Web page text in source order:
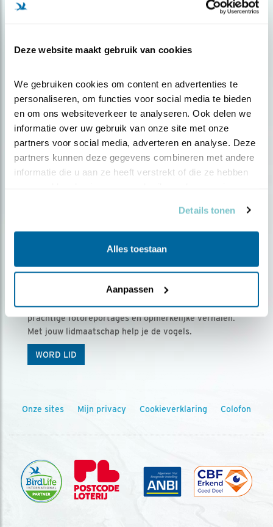
Deze website maakt gebruik van cookies
We gebruiken cookies om content en advertenties te
personaliseren, om functies voor social media te bieden
en om ons websiteverkeer te analyseren. Ook delen we
informatie over uw gebruik van onze site met onze
partners voor social media, adverteren en analyse. Deze
partners kunnen deze gegevens combineren met andere
informatie die u aan ze heeft verstrekt of die ze hebben
Details tonen
Alles toestaan
Aanpassen
over vogels en activiteiten van Vogelbescherming.
Ontvang 5 x Vogels voor € 36,00 per jaar
Vogels is het tijdschrift voor onze leden, met
prachtige fotoreportages en opmerkelijke verhalen.
Met jouw lidmaatschap help je de vogels.
WORD LID
Onze sites Mijn privacy Cookieverklaring Colofon